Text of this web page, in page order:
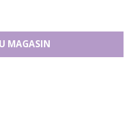
MAGASIN